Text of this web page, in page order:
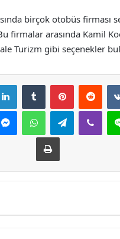
birçok otobüs firması
firmalar arasında Kamil
Turizm gibi seçenekler
LinkedInTumblr Pinterest
MessengerWhatsAppTelegram
Yazdır